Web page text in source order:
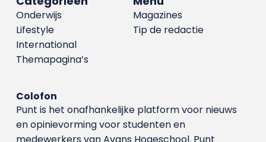
Magazines
Tip de redactie
Onderwijs
Lifestyle
International
Themapagina’s
Colofon
Punt is het onafhankelijke platform voor nieuws
en opinievorming voor studenten en